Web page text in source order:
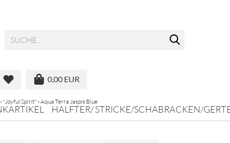
0,00 EUR
HALFTER/ STRICKE/SCHABRACKEN/
"Joyful Spirit" - Aqua Terra Jaspis Blue